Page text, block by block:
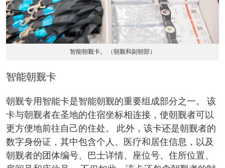
智能朝觐卡。 （朝觐和副朝部）
智能朝觐卡
朝觐专用智能卡是智能朝觐的重要组成部分之一。 该
卡与朝觐者在圣地的住宿坐标相连接，使朝觐者可以
更方便地前往自己的住处。 此外，该卡还是朝觐者的
数字身份证，其中包含个人、医疗和居住信息，以及
朝觐者的团体编号、巴士详情、座位号、住所位置、